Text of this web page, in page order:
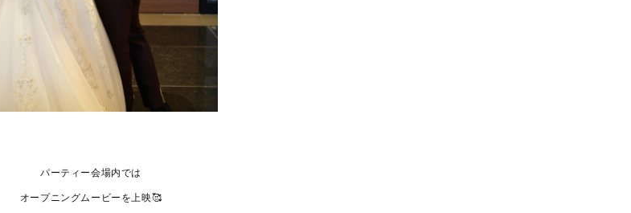
パーティー会場内では
オープニングムービーを上映🥰